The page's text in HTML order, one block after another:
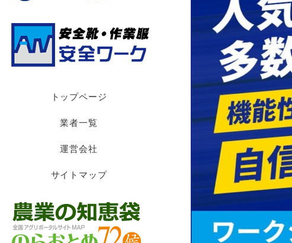
トップページ
業者一覧
運営会社
サイトマップ